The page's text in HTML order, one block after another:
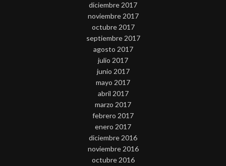
diciembre 2017
noviembre 2017
octubre 2017
septiembre 2017
agosto 2017
julio 2017
junio 2017
mayo 2017
abril 2017
marzo 2017
febrero 2017
enero 2017
diciembre 2016
noviembre 2016
octubre 2016